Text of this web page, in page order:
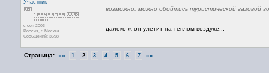
Участник
с сен 2003
Россия, г. Москва
Сообщений: 3598
возможно, можно обойтись туристической газовой
далеко ж он улетит на теплом воздухе...
Страница: «« 1 2 3 4 5 6 7 »»